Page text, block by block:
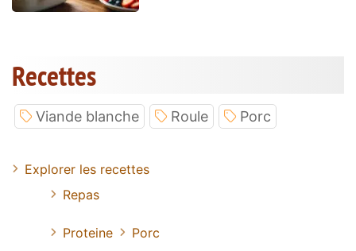
Recettes
Viande blanche Roule Porc
Explorer les recettes
Repas
Proteine Porc